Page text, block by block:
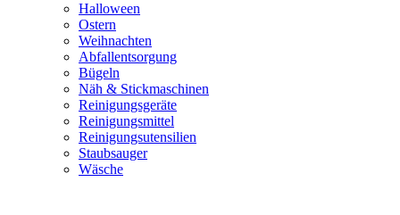
Halloween
Ostern
Weihnachten
Abfallentsorgung
Bügeln
Näh & Stickmaschinen
Reinigungsgeräte
Reinigungsmittel
Reinigungsutensilien
Staubsauger
Wäsche